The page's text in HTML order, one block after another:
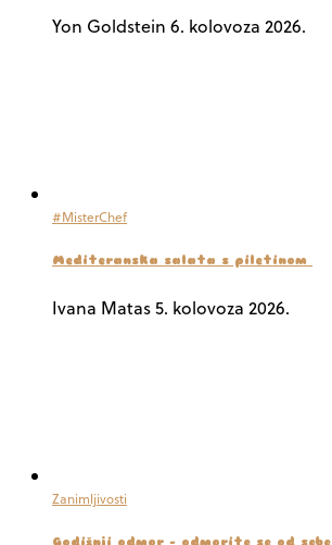
Yon Goldstein 6. kolovoza 2026.
#MisterChef
Mediteranska salata s piletinom
Ivana Matas5. kolovoza 2026.
Zanimljivosti